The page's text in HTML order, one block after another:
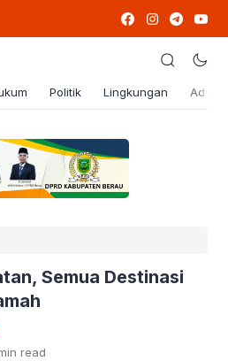
Politik Lingkungan
Semua Destinasi
read